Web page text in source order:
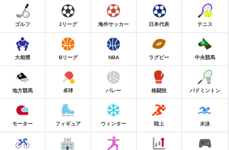
ゴルフ Jリーグ 海外サッカー 日本代表 テニス
大相撲 Bリーグ NBA ラグビー 中央競馬
地方競馬 卓球 バレー 格闘技 バドミントン
モーター フィギュア ウィンター 陸上 水泳